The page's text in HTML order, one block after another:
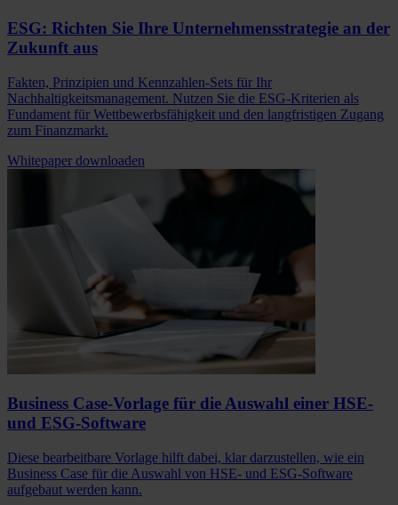
ESG: Richten Sie Ihre Unternehmensstrategie an der
Zukunft aus
Fakten, Prinzipien und Kennzahlen-Sets für Ihr
Nachhaltigkeitsmanagement. Nutzen Sie die ESG-Kriterien als
Fundament für Wettbewerbsfähigkeit und den langfristigen Zugang
zum Finanzmarkt.
Whitepaper downloaden
Business Case-Vorlage für die Auswahl einer HSE-
und ESG-Software
Diese bearbeitbare Vorlage hilft dabei, klar darzustellen, wie ein
Business Case für die Auswahl von HSE- und ESG-Software
aufgebaut werden kann.